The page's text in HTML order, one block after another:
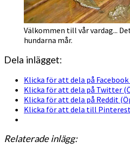
Välkommen till vår vardag...
hundarna mår.
Dela inlägget:
Klicka för att dela på
Klicka för att dela på Twitter
Klicka för att dela på Reddit
Klicka för att dela till
Relaterade inlägg: